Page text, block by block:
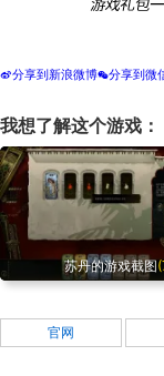
t分享到新浪微博w分享到微
我想了解这个游戏：
苏丹的游戏截图
官网